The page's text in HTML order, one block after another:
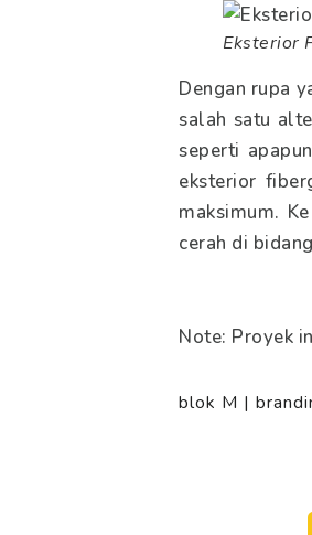
Eksterior
Dengan rupa
salah satu
seperti
eksterior
maksimum.
cerah di
Note: Proyek
blok M |